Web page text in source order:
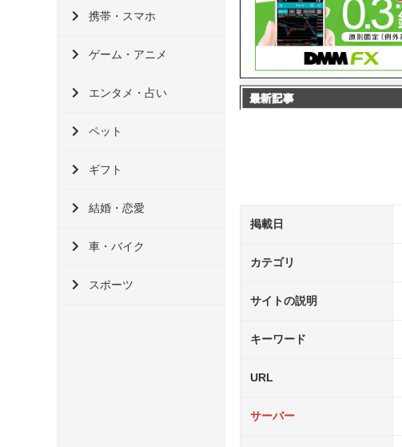
携帯・スマホ
ゲーム・アニメ
エンタメ・占い
ペット
ギフト
結婚・恋愛
車・バイク
スポーツ
掲載日
カテゴリ
サイトの説明
キーワード
URL
サーバー